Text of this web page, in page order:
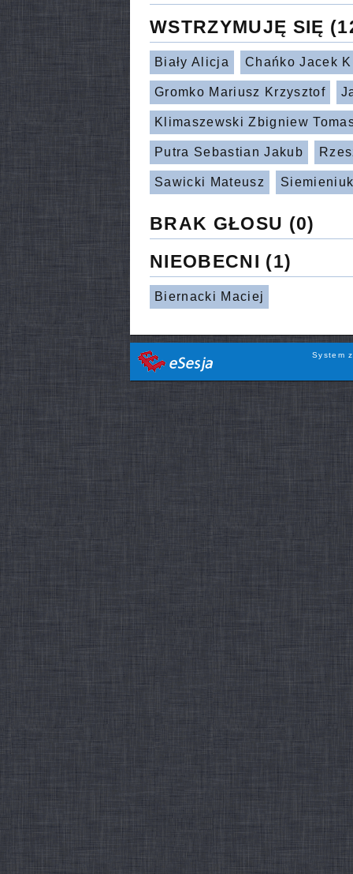
WSTRZYMUJĘ SIĘ
Biały Alicja Chańko Jacek
Gromko Mariusz Krzysztof
Klimaszewski Zbigniew
Putra Sebastian Jakub
Sawicki Mateusz
BRAK GŁOSU (0)
NIEOBECNI (1)
Biernacki Maciej
System